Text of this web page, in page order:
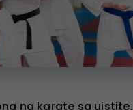
na karate sa